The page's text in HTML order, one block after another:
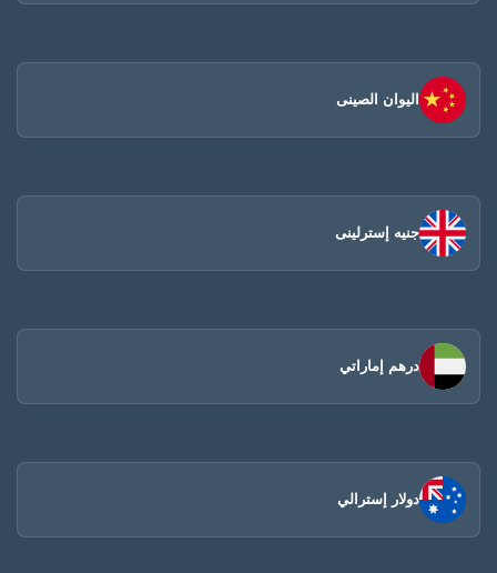
اليوان الصينى​
جنيه إسترلينى
درهم إماراتي
دولار إسترالي